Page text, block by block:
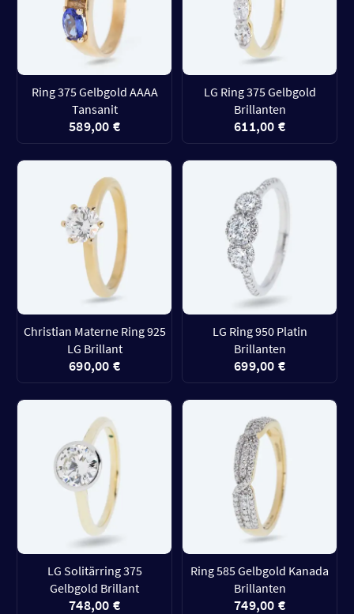
Ring 375 Gelbgold AAAA
Tansanit
589,00 €
LG Ring 375 Gelbgold
Brillanten
611,00 €
Christian Materne Ring 925
LG Brillant
690,00 €
LG Ring 950 Platin
Brillanten
699,00 €
LG Solitärring 375
Gelbgold Brillant
748,00 €
Ring 585 Gelbgold Kanada
Brillanten
749,00 €